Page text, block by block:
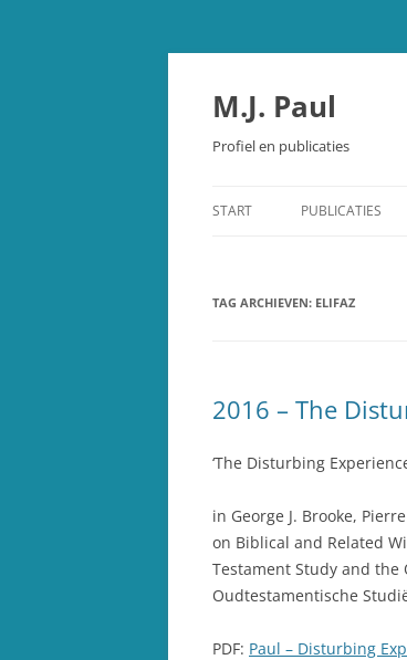
Spring
M.J. Paul
Profiel en publicaties
START PUBLICATIES
STUDIEBIJBEL
TAG ARCHIEVEN: ELIFAZ
2016 – The
‘The Disturbing
in George J. Brooke,
on Biblical and Related
Testament Study and the
Oudtestamentische
PDF: Paul – Disturbing